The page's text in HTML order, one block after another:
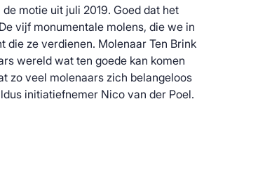
motie uit juli 2019. Goed dat het
vijf monumentale molens, die we in
die ze verdienen. Molenaar Ten Brink
wereld wat ten goede kan komen
zo veel molenaars zich belangeloos
initiatiefnemer Nico van der Poel.